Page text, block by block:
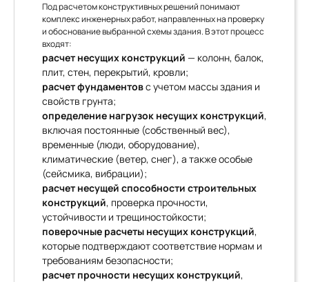
Под расчетом конструктивных решений понимают
комплекс инженерных работ, направленных на проверку
и обоснование выбранной схемы здания. В этот процесс
входят:
расчет несущих конструкций — колонн, балок,
плит, стен, перекрытий, кровли;
расчет фундаментовс учетом массы здания и
свойств грунта;
определение нагрузок несущих конструкций,
включая постоянные (собственный вес),
временные (люди, оборудование),
климатические (ветер, снег), а также особые
(сейсмика, вибрации);
расчет несущей способности строительных
конструкций, проверка прочности,
устойчивости и трещиностойкости;
поверочные расчеты несущих конструкций,
которые подтверждают соответствие нормам и
требованиям безопасности;
расчет прочности несущих конструкций,